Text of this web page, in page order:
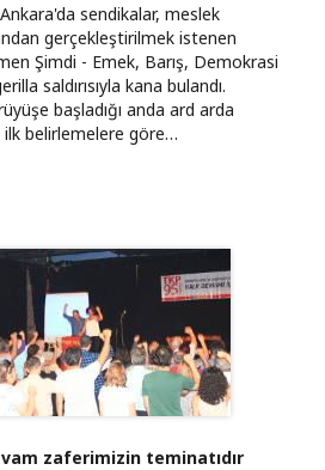
sendikalar, meslek
gerçekleştirilmek istenen
Şimdi - Emek, Barış, Demokrasi
saldırısıyla kana bulandı.
başladığı anda ard arda
belirlemelere göre…
zaferimizin teminatıdır